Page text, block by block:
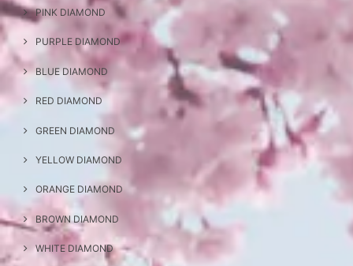
PINK DIAMOND
PURPLE DIAMOND
BLUE DIAMOND
RED DIAMOND
GREEN DIAMOND
YELLOW DIAMOND
ORANGE DIAMOND
BROWN DIAMOND
WHITE DIAMOND